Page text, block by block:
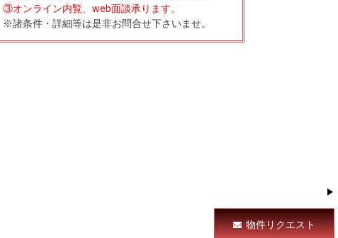
③オンライン内覧、web面談承ります。
※諸条件・詳細等は是非お問合せ下さいませ。
物件リクエスト